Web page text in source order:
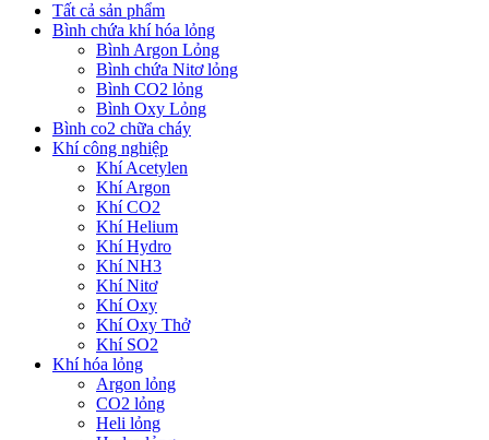
Tất cả sản phẩm
Bình chứa khí hóa lỏng
Bình Argon Lỏng
Bình chứa Nitơ lỏng
Bình CO2 lỏng
Bình Oxy Lỏng
Bình co2 chữa cháy
Khí công nghiệp
Khí Acetylen
Khí Argon
Khí CO2
Khí Helium
Khí Hydro
Khí NH3
Khí Nitơ
Khí Oxy
Khí Oxy Thở
Khí SO2
Khí hóa lỏng
Argon lỏng
CO2 lỏng
Heli lỏng